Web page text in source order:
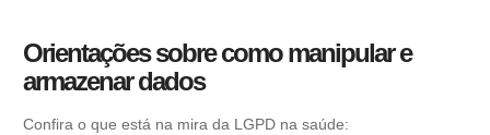
Orientações sobre comomanipular e
armazenar dados
Confira o que está na mira da LGPD na saúde: